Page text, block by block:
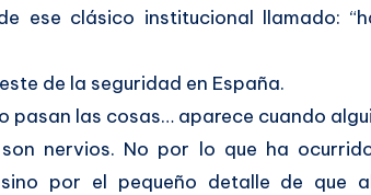
ese clásico institucional llamado:
de la seguridad en España.
pasan las cosas… aparece cuando
nervios. No por lo que ha
por el pequeño detalle de que